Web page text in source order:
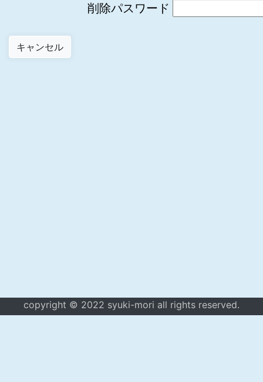
削除パスワード
copyright © 2022 syuki-mori all rights reserved.